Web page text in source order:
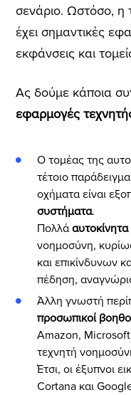
σενάριο. Ωστόσο, η
έχει σημαντικές
εκφάνσεις και
Ας δούμε κάποια
εφαρμογές
Ο τομέας της
τέτοιο
οχήματα είναι
συστήματα.
Πολλά αυτοκίνητα
νοημοσύνη,
και επικίνδυνων
πέδηση,
Άλλη γνωστή
προσωπικοί
Amazon, Microsoft
τεχνητή
Έτσι, οι έξυπνοι
Cortana και